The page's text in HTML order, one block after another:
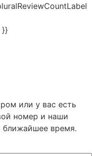
}}
или у вас есть
номер и наши
ближайшее время.